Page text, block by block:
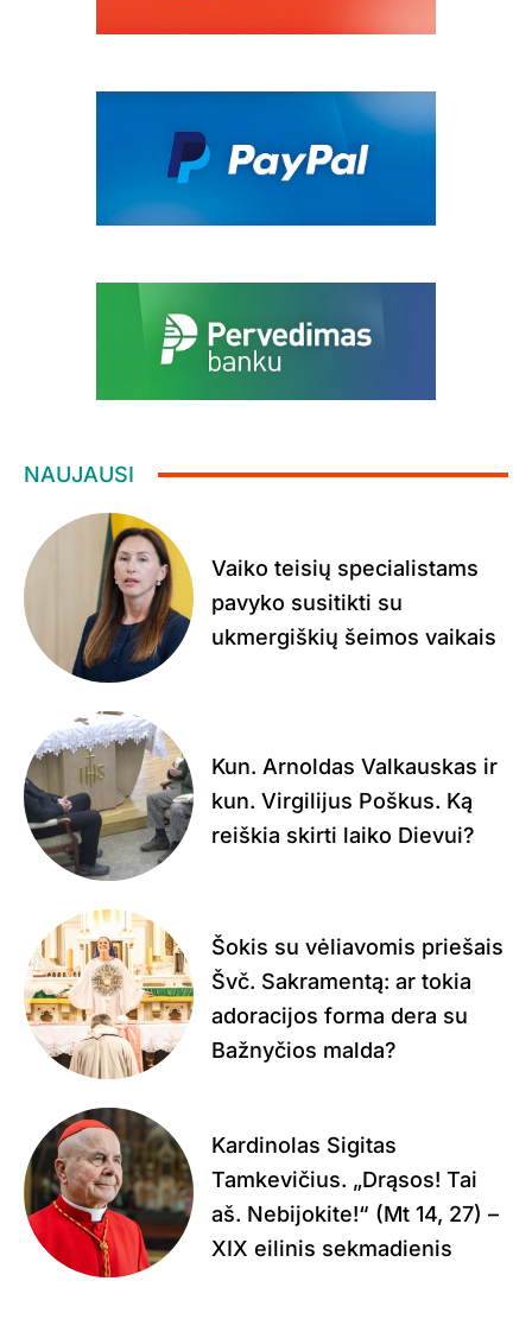
NAUJAUSI
Vaiko teisių specialistams
pavyko susitikti su
ukmergiškių šeimos vaikais
Kun. Arnoldas Valkauskas ir
kun. Virgilijus Poškus. Ką
reiškia skirti laiko Dievui?
Šokis su vėliavomis priešais
Švč. Sakramentą: ar tokia
adoracijos forma dera su
Bažnyčios malda?
Kardinolas Sigitas
Tamkevičius. „Drąsos! Tai
aš. Nebijokite!“ (Mt 14, 27) –
XIX eilinis sekmadienis